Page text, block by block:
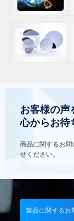
お客様の声
心からお待
商品に関するお
せください。
製品に関するお